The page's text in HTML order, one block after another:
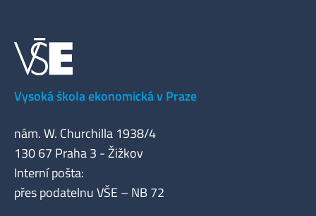
Vysoká škola ekonomická v Praze
nám. W. Churchilla 1938/4
130 67 Praha 3 - Žižkov
Interní pošta:
přes podatelnu VŠE – NB 72